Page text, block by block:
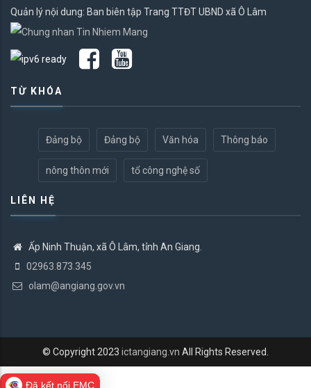
Quản lý nội dung: Ban biên tập Trang TTĐT UBND xã Ô Lâm
TỪ KHÓA
Đảng bộ Đảng bộ Văn hóa Thông báo
nông thôn mới tổ công nghệ số
LIÊN HỆ
Ấp Ninh Thuận, xã Ô Lâm, tỉnh An Giang.
02963.873.345
olam@angiang.gov.vn
© Copyright 2023 ictangiang.vn All Rights Reserved.
Đã kết nối EMC